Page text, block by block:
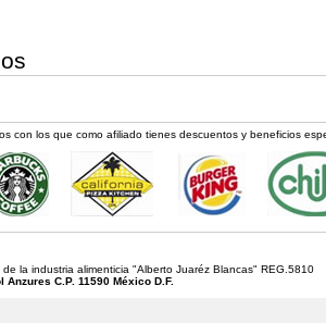
con los que como afiliado tienes descuentos y beneficios
la industria alimenticia "Alberto Juaréz Blancas" REG.5810
C.P. 11590 México D.F.